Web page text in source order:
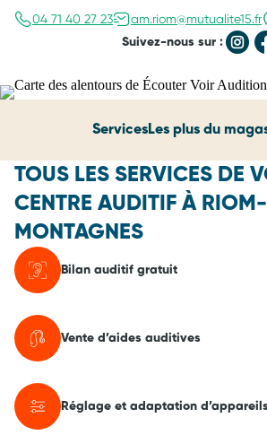
04 71 40 27 23
am.riom@mutualite15.fr
Suivez-nous sur :
ServicesLes plus du
TOUS LES SERVICES DE
CENTRE AUDITIF À
MONTAGNES
Bilan auditif gratuit
Vente d’aides auditives
Réglage et adaptation